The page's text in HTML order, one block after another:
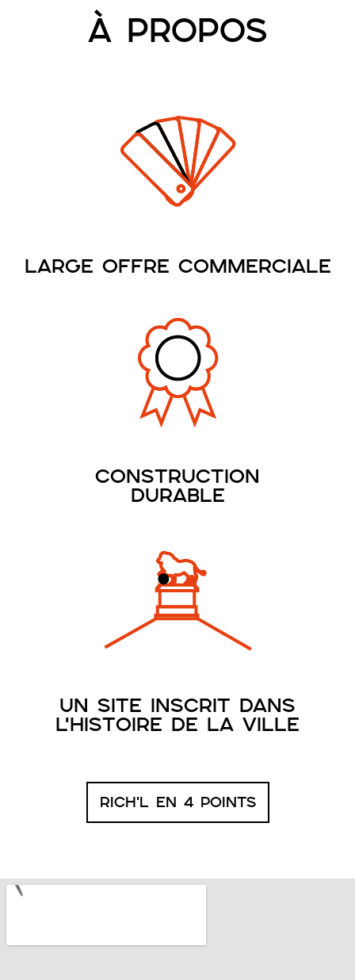
à propos
Large offre commerciale
Construction
durable
UN SITE INSCRIT DANS
L'HISTOIRE DE LA VILLE
RICH'L EN 4 POINTS